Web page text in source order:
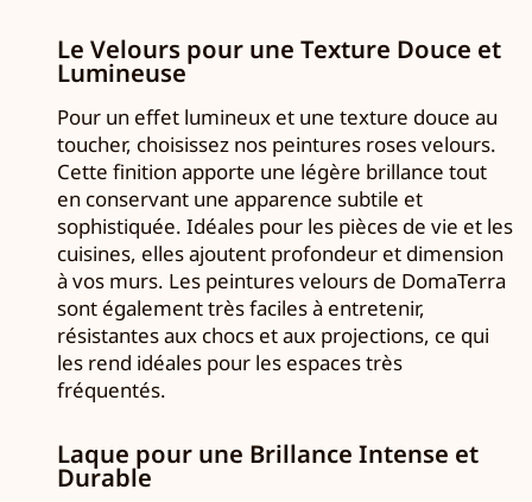
Le Velours pour une Texture Douce et
Lumineuse
Pour un effet lumineux et une texture douce au
toucher, choisissez nos peintures roses velours.
Cette finition apporte une légère brillance tout
en conservant une apparence subtile et
sophistiquée. Idéales pour les pièces de vie et les
cuisines, elles ajoutent profondeur et dimension
à vos murs. Les peintures velours de DomaTerra
sont également très faciles à entretenir,
résistantes aux chocs et aux projections, ce qui
les rend idéales pour les espaces très
fréquentés.
Laque pour une Brillance Intense et
Durable